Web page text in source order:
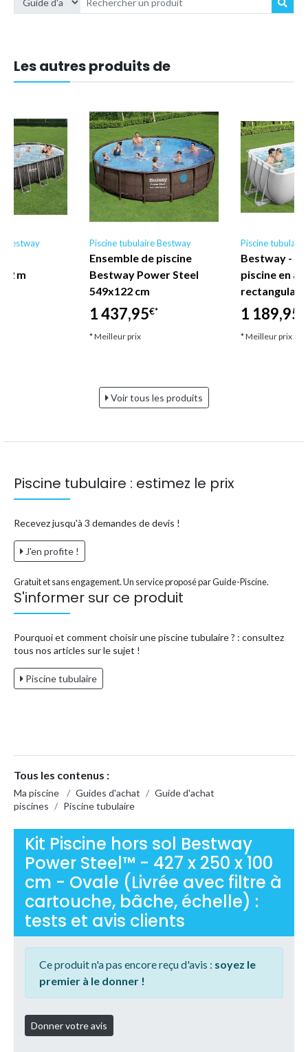
Les autres produits de
Bestway
m
Piscine tubulaire Bestway
Ensemble de piscine
Bestway Power Steel
549x122 cm
1 437,95€*
* Meilleur prix
Piscine
Bestway -
piscine en
1 189,95
* Meilleur prix
Voir tous les produits
Piscine tubulaire : estimez le prix
Recevez jusqu'à 3 demandes de devis !
J'en profite !
Gratuit et sans engagement. Un service proposé par Guide-Piscine.
S'informer sur ce produit
Pourquoi et comment choisir une piscine tubulaire ? : consultez
tous nos articles sur le sujet !
Piscine tubulaire
Tous les contenus :
Ma piscine / Guides d'achat / Guide d'achat
piscines / Piscine tubulaire
Kit Piscine hors sol Bestway
Power Steel™ - 427 x 250 x 100
cm - Ovale (Livrée avec filtre à
cartouche, bâche, échelle) :
tests et avis clients
Ce produit n'a pas encore reçu d'avis : soyez le
premier à le donner !